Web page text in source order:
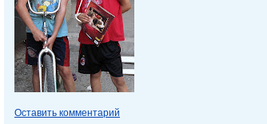
Оставить комментарий